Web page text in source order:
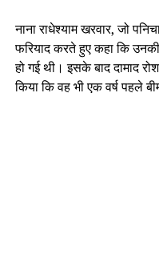
नाना राधेश्याम खरवार, जो
फरियाद करते हुए कहा कि उनकी
हो गई थी। इसके बाद दामाद
किया कि वह भी एक वर्ष पहले